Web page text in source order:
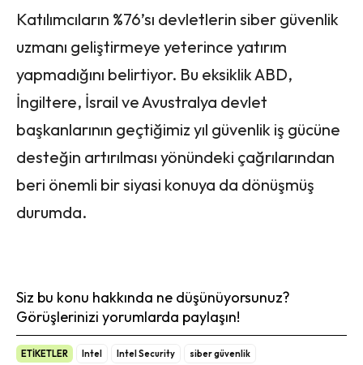
Katılımcıların %76’sı devletlerin siber güvenlik
uzmanı geliştirmeye yeterince yatırım
yapmadığını belirtiyor. Bu eksiklik ABD,
İngiltere, İsrail ve Avustralya devlet
başkanlarının geçtiğimiz yıl güvenlik iş gücüne
desteğin artırılması yönündeki çağrılarından
beri önemli bir siyasi konuya da dönüşmüş
durumda.
Siz bu konu hakkında ne düşünüyorsunuz?
Görüşlerinizi yorumlarda paylaşın!
ETİKETLER Intel Intel Security siber güvenlik